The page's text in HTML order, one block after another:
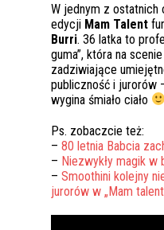
W jednym z ostatnich
edycji Mam Talent
Burri. 36 latka to
guma”, która na
zadziwiające
publiczność i jurorów
wygina śmiało ciało
Ps. zobaczcie też:
– 80 letnia Babcia
– Niezwykły magik
– Smoothini kolejny
jurorów w „Mam